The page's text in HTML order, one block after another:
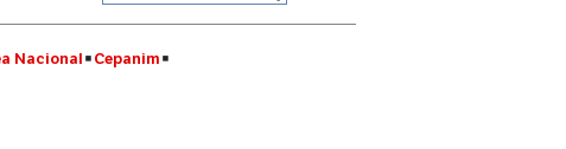
Nacional Cepanim